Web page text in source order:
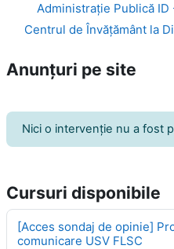
Administraţie Publică ID
Centrul de Învăţământ la
Anunțuri pe site
Nici o intervenţie nu a fost
Cursuri disponibile
[Acces sondaj de opinie]
comunicare USV FLSC